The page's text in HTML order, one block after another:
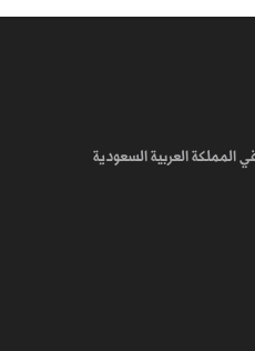
المملكة العربية السعودية